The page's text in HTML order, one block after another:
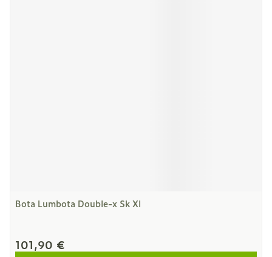
Bota Lumbota Double-x Sk Xl
101,90 €